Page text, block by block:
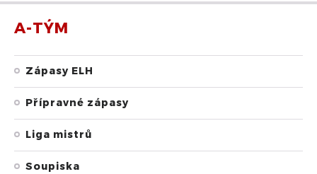
A-TÝM
Zápasy ELH
Přípravné zápasy
Liga mistrů
Soupiska